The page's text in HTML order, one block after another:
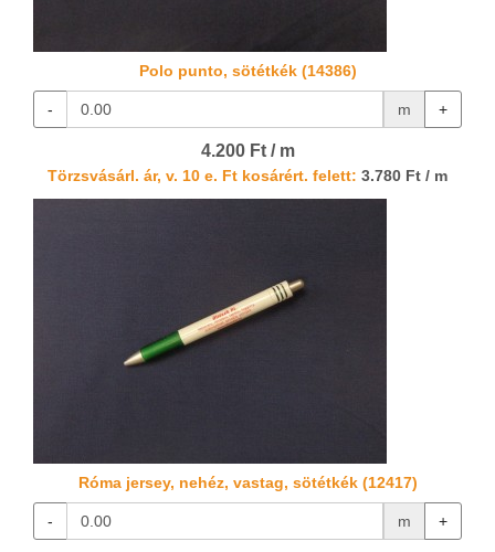
Polo punto, sötétkék (14386)
- m +
4.200 Ft / m
Törzsvásárl. ár, v. 10 e. Ft kosárért. felett: 3.780 Ft / m
Róma jersey, nehéz, vastag, sötétkék (12417)
- m +